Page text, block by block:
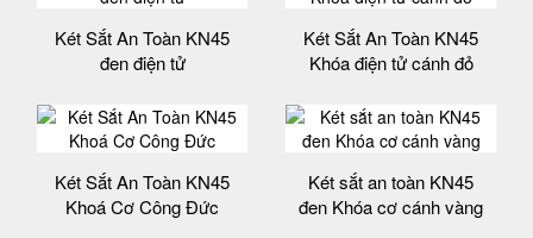
Két Sắt An Toàn KN45
đen điện tử
Két Sắt An Toàn KN45
Khóa điện tử cánh đỏ
Két Sắt An Toàn KN45
Khoá Cơ Công Đức
Két sắt an toàn KN45
đen Khóa cơ cánh vàng